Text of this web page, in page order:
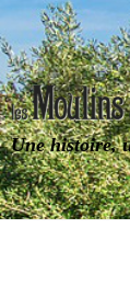
Une histoire,